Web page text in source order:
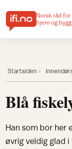
Norsk råd for
hjem og bygg
Startsiden
Blå
Han som bor her
øvrig veldig glad